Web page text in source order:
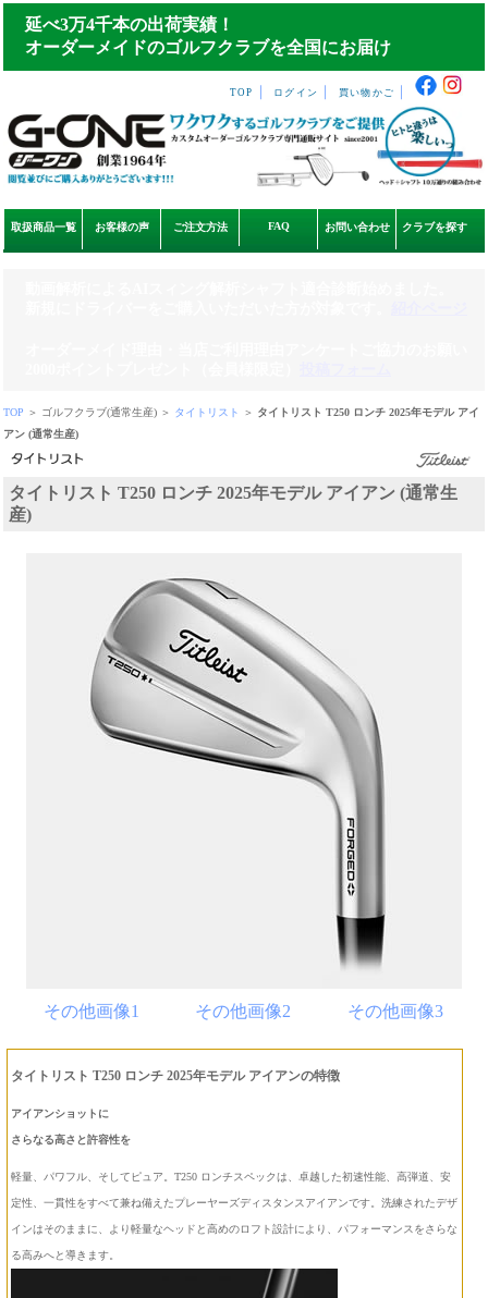
延べ3万4千本の出荷実績！
オーダーメイドのゴルフクラブを全国にお届け
TOP ログイン 買い物かご
取扱商品一覧 お客様の声 ご注文方法 FAQ お問い合わせ クラブを探す
TOP ＞ ゴルフクラブ(通常生産) ＞ タイトリスト ＞ タイトリスト T250 ロンチ 2025年モデル アイ
アン (通常生産)
タイトリスト T250 ロンチ 2025年モデル アイアン (通常生
産)
その他画像1 その他画像2 その他画像3
タイトリスト T250 ロンチ 2025年モデル アイアンの特徴
アイアンショットに
さらなる高さと許容性を
軽量、パワフル、そしてピュア。T250 ロンチスペックは、卓越した初速性能、高弾道、安
定性、一貫性をすべて兼ね備えたプレーヤーズディスタンスアイアンです。洗練されたデザ
インはそのままに、より軽量なヘッドと高めのロフト設計により、パフォーマンスをさらな
る高みへと導きます。